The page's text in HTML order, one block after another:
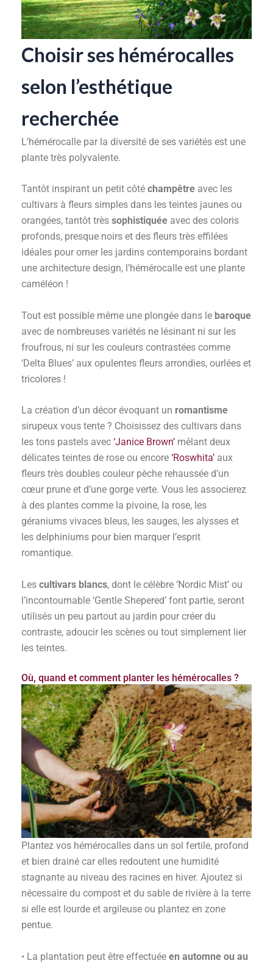
Choisir ses hémérocalles
selon l’esthétique
recherchée
L’hémérocalle par la diversité de ses variétés est une
plante très polyvalente.
Tantôt inspirant un petit côté champêtre avec les
cultivars à fleurs simples dans les teintes jaunes ou
orangées, tantôt très sophistiquée avec des coloris
profonds, presque noirs et des fleurs très effilées
idéales pour orner les jardins contemporains bordant
une architecture design, l’hémérocalle est une plante
caméléon !
Tout est possible même une plongée dans le baroque
avec de nombreuses variétés ne lésinant ni sur les
froufrous, ni sur les couleurs contrastées comme
‘Delta Blues’ aux opulentes fleurs arrondies, ourlées et
tricolores !
La création d’un décor évoquant un romantisme
sirupeux vous tente ? Choisissez des cultivars dans
les tons pastels avec ‘Janice Brown’mêlant deux
délicates teintes de rose ou encore ‘Roswhita’aux
fleurs très doubles couleur pèche rehaussée d’un
cœur prune et d’une gorge verte. Vous les associerez
à des plantes comme la pivoine, la rose, les
géraniums vivaces bleus, les sauges, les alysses et
les delphiniums pour bien marquer l’esprit
romantique.
Les cultivars blancs, dont le célèbre ‘Nordic Mist’ ou
l’incontournable ‘Gentle Shepered’ font partie, seront
utilisés un peu partout au jardin pour créer du
contraste, adoucir les scènes ou tout simplement lier
les teintes.
Où, quand et comment planter les hémérocalles ?
Plantez vos hémérocalles dans un sol fertile, profond
et bien drainé car elles redoutent une humidité
stagnante au niveau des racines en hiver. Ajoutez si
nécessaire du compost et du sable de rivière à la terre
si elle est lourde et argileuse ou plantez en zone
pentue.
• La plantation peut être effectuée en automne ou au